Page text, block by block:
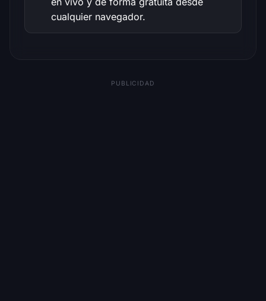
cualquier navegador.
PUBLICIDAD